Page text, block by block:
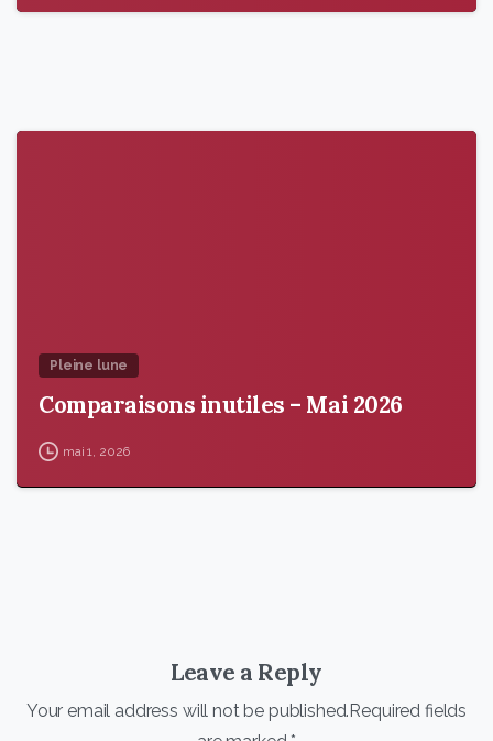
Pleine lune
Comparaisons inutiles – Mai 2026
mai 1, 2026
Leave a Reply
Your email address will not be published.Required fields